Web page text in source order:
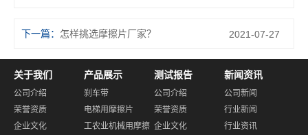
下一篇： 怎样挑选摩擦片厂家？ 2021-07-27
关于我们
公司介绍
荣誉资质
企业文化
产品展示
刹车带
电梯用摩擦片
工农业机械用摩擦
测试报告
公司介绍
荣誉资质
企业文化
新闻资讯
公司新闻
行业新闻
行业资讯